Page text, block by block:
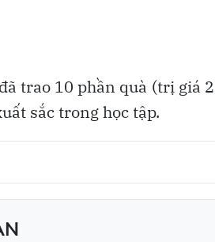
trao 10 phần quà (trị giá
sắc trong học tập.